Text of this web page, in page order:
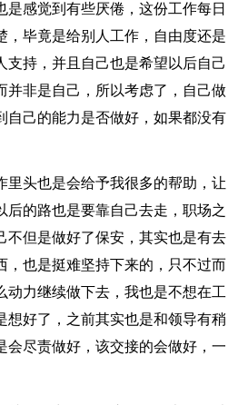
感觉到有些厌倦，这份工作每日
毕竟是给别人工作，自由度还是
持，并且自己也是希望以后自己
并非是自己，所以考虑了，自己做
自己的能力是否做好，如果都没有
头也是会给予我很多的帮助，让
的路也是要靠自己去走，职场之
不但是做好了保安，其实也是有去
，也是挺难坚持下来的，只不过而
力继续做下去，我也是不想在工
好了，之前其实也是和领导有稍
尽责做好，该交接的会做好，一